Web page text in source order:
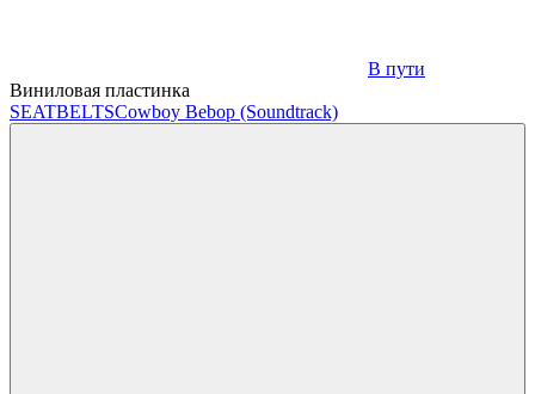
В пути
Виниловая пластинка
SEATBELTSCowboy Bebop (Soundtrack)